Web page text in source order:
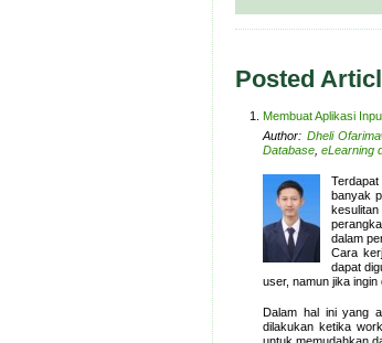
Posted
Membuat Aplikasi
Author: Dheli
Database eLearning
banyak
dalam
Cara
dapat
user, namun jika
Dalam hal ini yang
dilakukan ketika